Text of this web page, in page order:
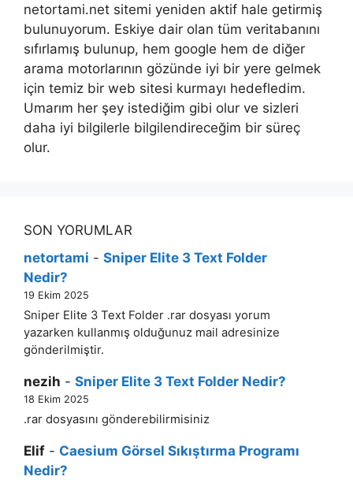
netortami.net sitemi yeniden aktif hale getirmiş
bulunuyorum. Eskiye dair olan tüm veritabanını
sıfırlamış bulunup, hem google hem de diğer
arama motorlarının gözünde iyi bir yere gelmek
için temiz bir web sitesi kurmayı hedefledim.
Umarım her şey istediğim gibi olur ve sizleri
daha iyi bilgilerle bilgilendireceğim bir süreç
olur.
SON YORUMLAR
netortami - Sniper Elite 3 Text Folder
Nedir?
19 Ekim 2025
Sniper Elite 3 Text Folder .rar dosyası yorum
yazarken kullanmış olduğunuz mail adresinize
gönderilmiştir.
nezih - Sniper Elite 3 Text Folder Nedir?
18 Ekim 2025
.rar dosyasını gönderebilirmisiniz
Elif - Caesium Görsel Sıkıştırma Programı
Nedir?